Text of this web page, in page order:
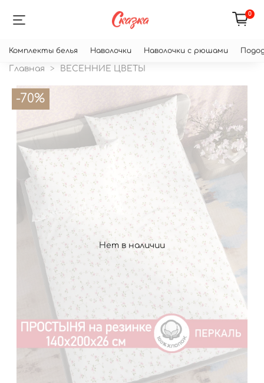
0
Комплекты белья Наволочки Наволочки с рюшами
Главная ВЕСЕННИЕ ЦВЕТЫ
Нет в наличии
-70%